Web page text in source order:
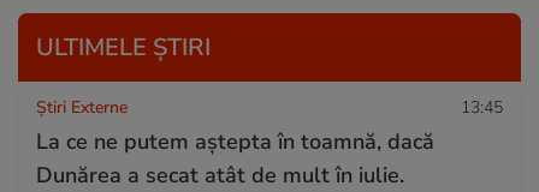
ULTIMELE ȘTIRI
Știri Externe 13:45
La ce ne putem aștepta în toamnă, dacă
Dunărea a secat atât de mult în iulie.